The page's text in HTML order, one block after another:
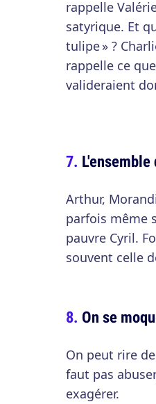
rappelle
satyrique. Et
tulipe » ?
rappelle ce
valideraient
Arthur,
parfois même
pauvre Cyril.
souvent celle
On se
On peut rire
faut pas
exagérer.